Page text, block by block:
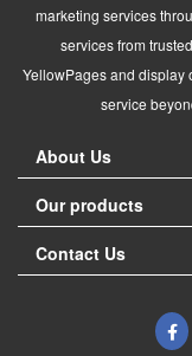
marketing services
services from
YellowPages and display
service
About Us
Our products
Contact Us